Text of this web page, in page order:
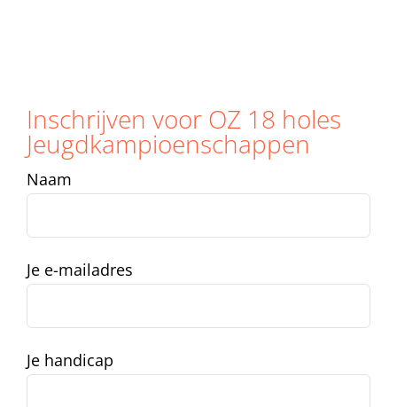
Inschrijven voor OZ 18 holes
Jeugdkampioenschappen
Naam
Je e-mailadres
Je handicap